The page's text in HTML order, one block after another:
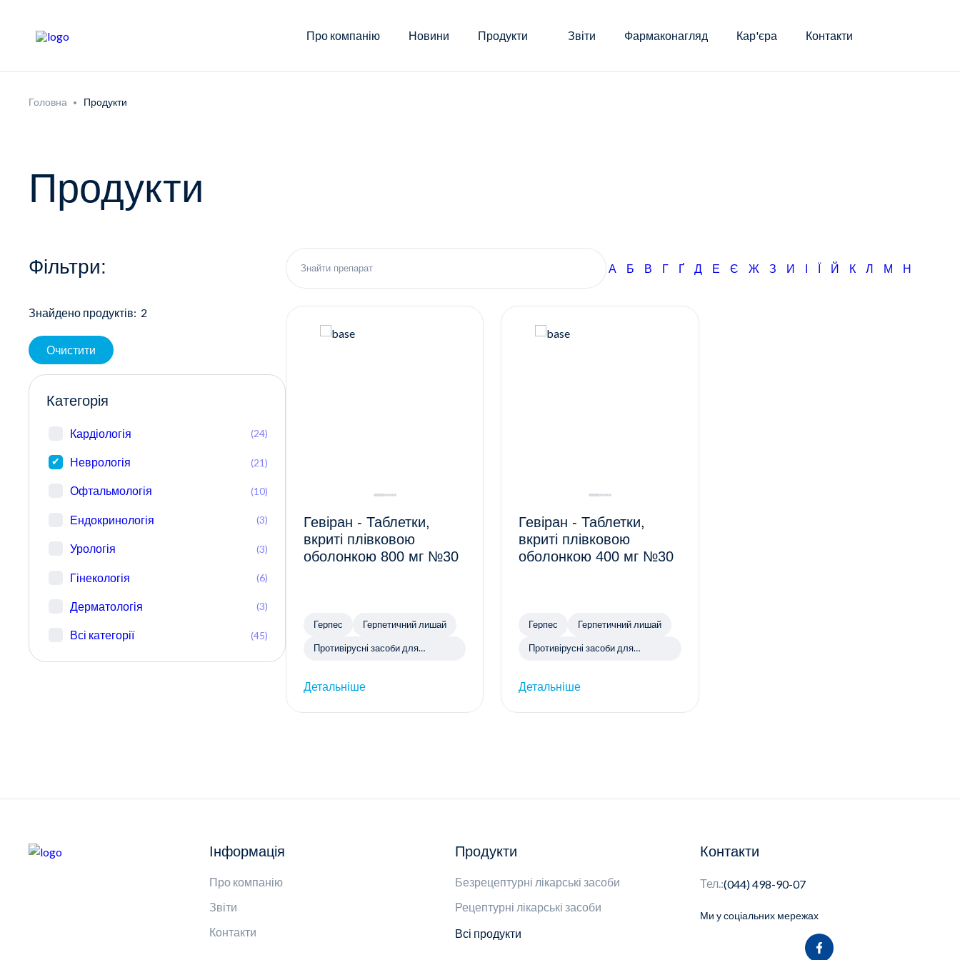
Про компанію Новини Продукти Звіти Фармаконагляд Кар'єра Контакти
Головна Продукти
Продукти
Фільтри:
Знайдено продуктів: 2
Очистити
Категорія
Кардіологія (24)
Неврологія (21)
Офтальмологія (10)
Ендокринологія (3)
Урологія (3)
Гінекологія (6)
Дерматологія (3)
Всі категорії (45)
А Б В Г Ґ Д Е Є Ж З И І Ї Й К Л М Н
Гевіран - Таблетки,
вкриті плівковою
оболонкою 800 мг №30
Герпес Герпетичний лишай
Противірусні засоби для
Детальніше
Гевіран - Таблетки,
вкриті плівковою
оболонкою 400 мг №30
Герпес Герпетичний лишай
Противірусні засоби для
Детальніше
Інформація
Про компанію
Звіти
Контакти
Продукти
Безрецептурні лікарські засоби
Рецептурні лікарські засоби
Всі продукти
Контакти
Тел.:(044) 498-90-07
Ми у соціальних мережах